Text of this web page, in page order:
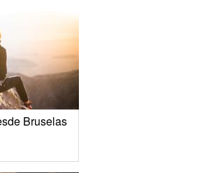
Bruselas